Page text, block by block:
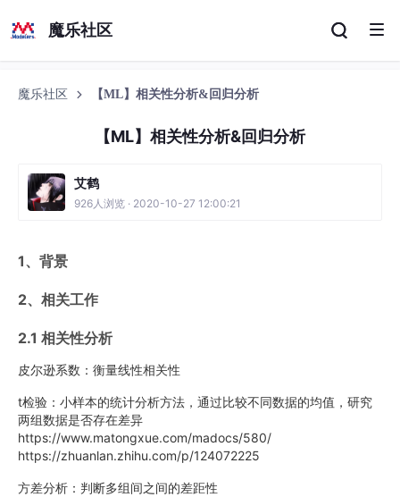
魔乐社区
魔乐社区 【ML】相关性分析&回归分析
【ML】相关性分析&回归分析
艾鹤
926人浏览 · 2020-10-27 12:00:21
1、背景
2、相关工作
2.1 相关性分析
皮尔逊系数：衡量线性相关性
t检验：小样本的统计分析方法，通过比较不同数据的均值，研究
两组数据是否存在差异
https://www.matongxue.com/madocs/580/
https://zhuanlan.zhihu.com/p/124072225
方差分析：判断多组间之间的差距性